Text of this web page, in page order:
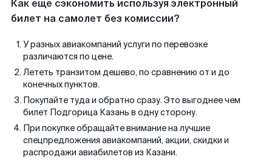
Как еще сэкономить используя электронный
билет на самолет без комиссии?
У разных авиакомпаний услуги по перевозке
различаются по цене.
Лететь транзитом дешево, по сравнению от и до
конечных пунктов.
Покупайте туда и обратно сразу. Это выгоднее чем
билет Подгорица Казань в одну сторону.
При покупке обращайте внимание на лучшие
спецпредложения авиакомпаний, акции, скидки и
распродажи авиабилетов из Казани.